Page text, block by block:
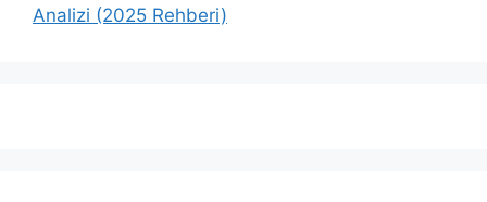
Analizi (2025 Rehberi)